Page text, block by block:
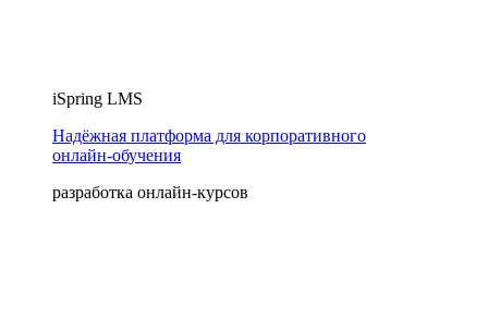
iSpring LMS
Надёжная платформа для корпоративного
онлайн‑обучения
разработка онлайн-курсов